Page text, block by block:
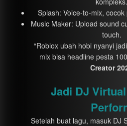
Splash: Voice-to-mix,
Music Maker: Upload sound
touch.
“Roblox ubah hobi nyanyi
mix bisa headline pesta
Creator
Jadi DJ
Setelah buat lagu, masuk DJ